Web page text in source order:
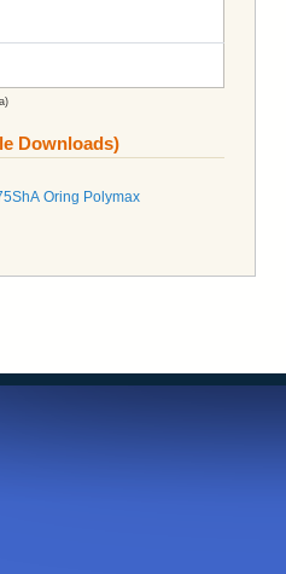
Downloads)
Oring Polymax